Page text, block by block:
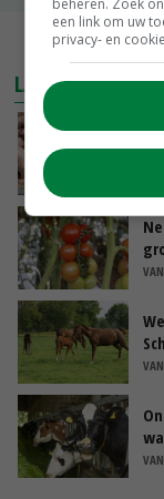
LAATSTE NIEUWS
beheren. Zoek
een link om uw
privacy- en